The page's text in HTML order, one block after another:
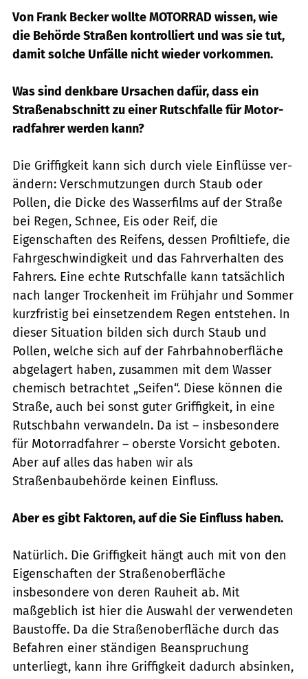
Von Frank Becker wollte MOTORRAD wissen, wie
die Behörde Straßen kontrolliert und was sie tut,
damit solche Unfälle nicht wieder vorkommen.
Was sind denkbare Ursachen dafür, dass ein
Straßenabschnitt zu einer Rutschfalle für Mo­tor­
radfahrer werden kann?
Die Griffigkeit kann sich durch viele Einflüsse ver­
ändern: Verschmutzungen durch Staub oder
Pollen, die Dicke des Wasserfilms auf der Straße
bei Regen, Schnee, Eis oder Reif, die
Eigenschaften des Reifens, dessen Profiltiefe, die
Fahrgeschwindigkeit und das Fahrverhalten des
Fahrers. Eine echte Rutschfalle kann tatsächlich
nach langer Trockenheit im Frühjahr und Sommer
kurzfristig bei einsetzendem Regen entstehen. In
dieser Situation bilden sich durch Staub und
Pollen, welche sich auf der Fahrbahnoberfläche
abgelagert haben, zusammen mit dem Wasser
chemisch betrachtet „Seifen“. Diese können die
Straße, auch bei sonst guter Griffigkeit, in eine
Rutschbahn verwandeln. Da ist – insbesondere
für Motorradfahrer – oberste Vorsicht geboten.
Aber auf alles das haben wir als
Straßenbaubehörde keinen Einfluss.
Aber es gibt Faktoren, auf die Sie Einfluss haben.
Natürlich. Die Griffigkeit hängt auch mit von den
Eigenschaften der Straßen­oberfläche
insbesondere von deren Rauheit ab. Mit
maßgeblich ist hier die Auswahl der verwendeten
Baustoffe. Da die Straßenoberfläche durch das
Befahren einer ständigen Beanspruchung
unterliegt, kann ihre Griffigkeit dadurch absinken,